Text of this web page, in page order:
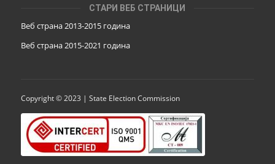
СТАРИ ВЕБ СТРАНИЦИ
Веб страна 2013-2015 година
Веб страна 2015-2021 година
Copyright © 2023 | State Election Commission